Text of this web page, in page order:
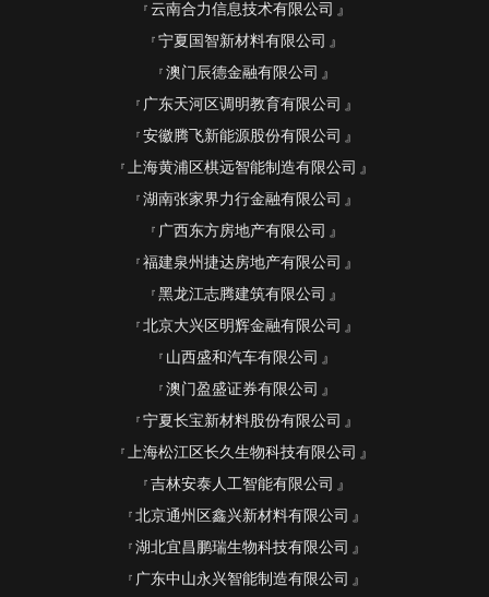
云南合力信息技术有限公司
宁夏国智新材料有限公司
澳门辰德金融有限公司
广东天河区调明教育有限公司
安徽腾飞新能源股份有限公司
上海黄浦区棋远智能制造有限公司
湖南张家界力行金融有限公司
广西东方房地产有限公司
福建泉州捷达房地产有限公司
黑龙江志腾建筑有限公司
北京大兴区明辉金融有限公司
山西盛和汽车有限公司
澳门盈盛证券有限公司
宁夏长宝新材料股份有限公司
上海松江区长久生物科技有限公司
吉林安泰人工智能有限公司
北京通州区鑫兴新材料有限公司
湖北宜昌鹏瑞生物科技有限公司
广东中山永兴智能制造有限公司